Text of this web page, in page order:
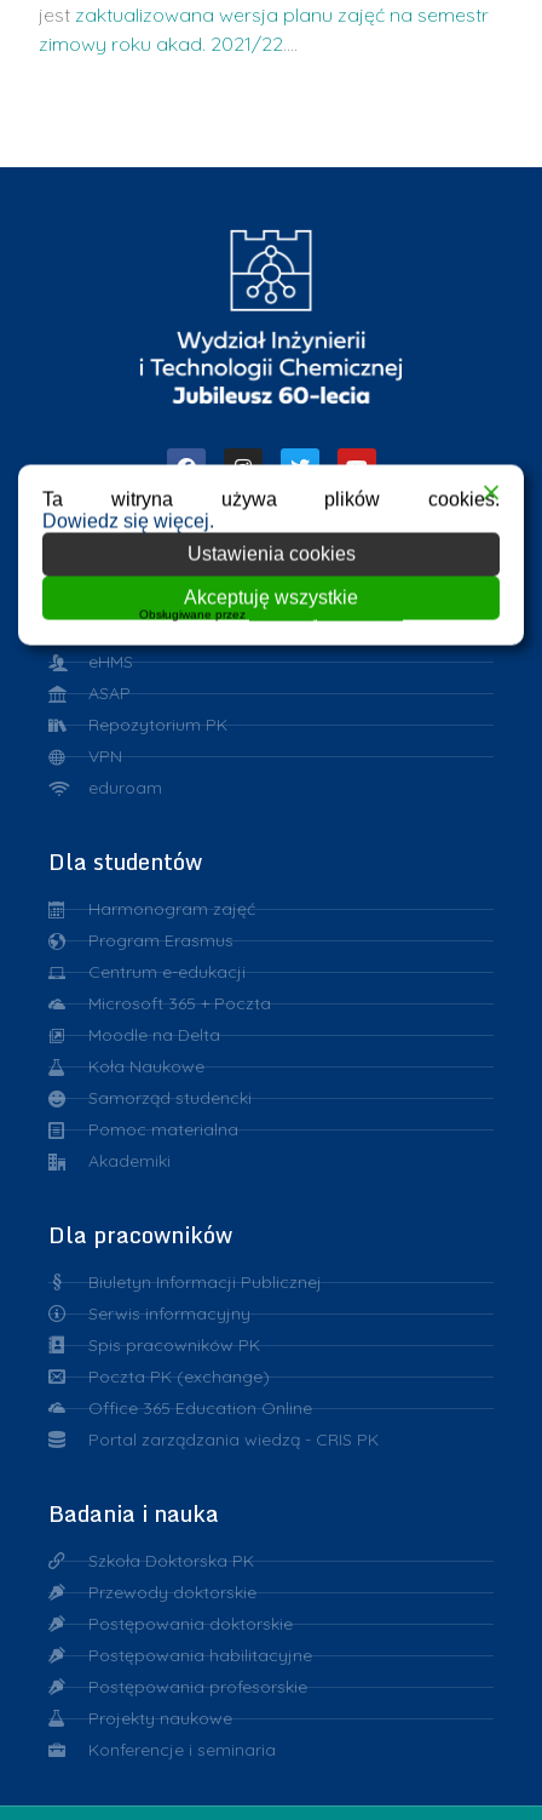
jest zaktualizowana wersja planu zajęć na semestr
zimowy roku akad. 2021/22
Przydatne linki
eHMS
ASAP
Repozytorium PK
VPN
eduroam
Dla studentów
Harmonogram zajęć
Program Erasmus
Centrum e-edukacji
Microsoft 365 + Poczta
Moodle na Delta
Koła Naukowe
Samorząd studencki
Pomoc materialna
Akademiki
Dla pracowników
Biuletyn Informacji Publicznej
Serwis informacyjny
Spis pracowników PK
Poczta PK (exchange)
Office 365 Education Online
Portal zarządzania wiedzą - CRIS PK
Badania i nauka
Szkoła Doktorska PK
Przewody doktorskie
Postępowania doktorskie
Postępowania habilitacyjne
Postępowania profesorskie
Projekty naukowe
Konferencje i seminaria
Ta witryna używa plików cookies.
Dowiedz się więcej.
Ustawienia cookies
Akceptuję wszystkie
Obsługiwane przez